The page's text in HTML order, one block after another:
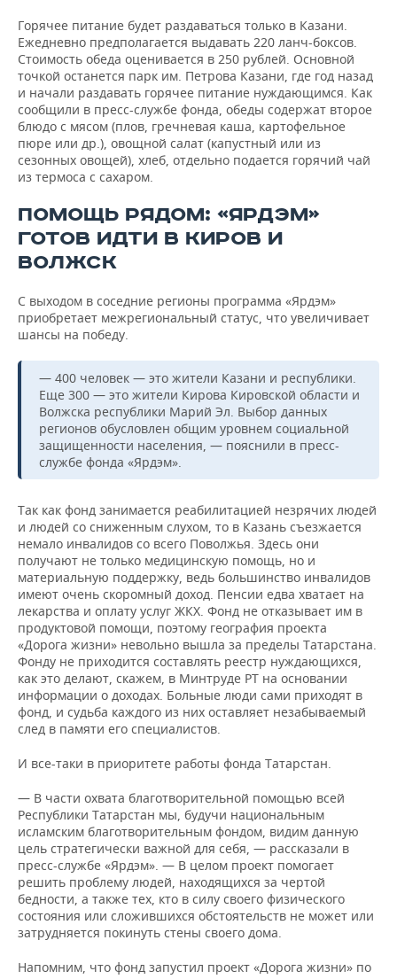
Горячее питание будет раздаваться только в Казани.
Ежедневно предполагается выдавать 220 ланч-боксов.
Стоимость обеда оценивается в 250 рублей. Основной
точкой останется парк им. Петрова Казани, где год назад
и начали раздавать горячее питание нуждающимся. Как
сообщили в пресс-службе фонда, обеды содержат второе
блюдо с мясом (плов, гречневая каша, картофельное
пюре или др.), овощной салат (капустный или из
сезонных овощей), хлеб, отдельно подается горячий чай
из термоса с сахаром.
ПОМОЩЬ РЯДОМ: «ЯРДЭМ»
ГОТОВ ИДТИ В КИРОВ И
ВОЛЖСК
С выходом в соседние регионы программа «Ярдэм»
приобретает межрегиональный статус, что увеличивает
шансы на победу.
— 400 человек — это жители Казани и республики.
Еще 300 — это жители Кирова Кировской области и
Волжска республики Марий Эл. Выбор данных
регионов обусловлен общим уровнем социальной
защищенности населения, — пояснили в пресс-
службе фонда «Ярдэм».
Так как фонд занимается реабилитацией незрячих людей
и людей со сниженным слухом, то в Казань съезжается
немало инвалидов со всего Поволжья. Здесь они
получают не только медицинскую помощь, но и
материальную поддержку, ведь большинство инвалидов
имеют очень скоромный доход. Пенсии едва хватает на
лекарства и оплату услуг ЖКХ. Фонд не отказывает им в
продуктовой помощи, поэтому география проекта
«Дорога жизни» невольно вышла за пределы Татарстана.
Фонду не приходится составлять реестр нуждающихся,
как это делают, скажем, в Минтруде РТ на основании
информации о доходах. Больные люди сами приходят в
фонд, и судьба каждого из них оставляет незабываемый
след в памяти его специалистов.
И все-таки в приоритете работы фонда Татарстан.
— В части охвата благотворительной помощью всей
Республики Татарстан мы, будучи национальным
исламским благотворительным фондом, видим данную
цель стратегически важной для себя, — рассказали в
пресс-службе «Ярдэм». — В целом проект помогает
решить проблему людей, находящихся за чертой
бедности, а также тех, кто в силу своего физического
состояния или сложившихся обстоятельств не может или
затрудняется покинуть стены своего дома.
Напомним, что фонд запустил проект «Дорога жизни» по